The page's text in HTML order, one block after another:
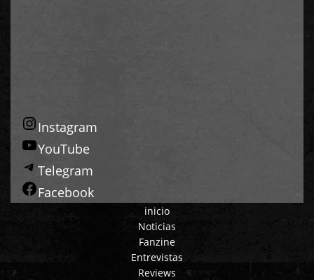
Instagram
YouTube
Telegram
Facebook
inicio
Noticias
Fanzine
Entrevistas
Reviews